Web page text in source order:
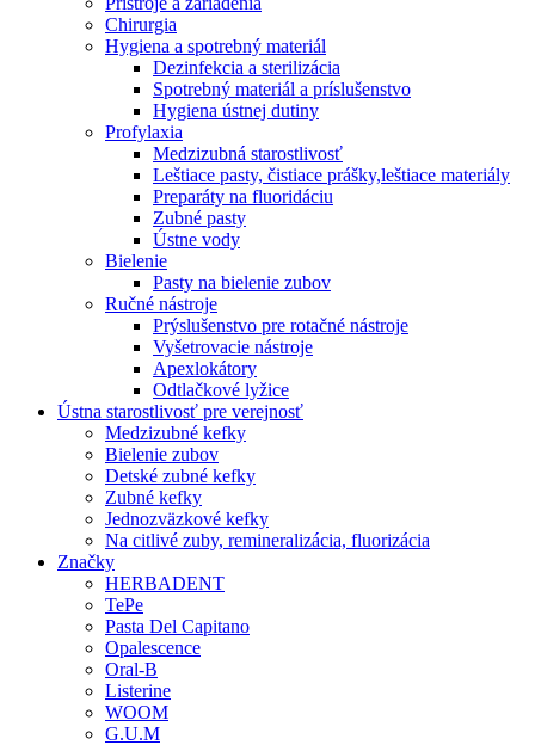
Chirurgia
Hygiena a spotrebný materiál
Dezinfekcia a sterilizácia
Spotrebný materiál a príslušenstvo
Hygiena ústnej dutiny
Profylaxia
Medzizubná starostlivosť
Leštiace pasty, čistiace prášky,leštiace materiály
Preparáty na fluoridáciu
Zubné pasty
Ústne vody
Bielenie
Pasty na bielenie zubov
Ručné nástroje
Prýslušenstvo pre rotačné nástroje
Vyšetrovacie nástroje
Apexlokátory
Odtlačkové lyžice
Ústna starostlivosť pre verejnosť
Medzizubné kefky
Bielenie zubov
Detské zubné kefky
Zubné kefky
Jednozväzkové kefky
Na citlivé zuby, remineralizácia, fluorizácia
Značky
HERBADENT
TePe
Pasta Del Capitano
Opalescence
Oral-B
Listerine
WOOM
G.U.M